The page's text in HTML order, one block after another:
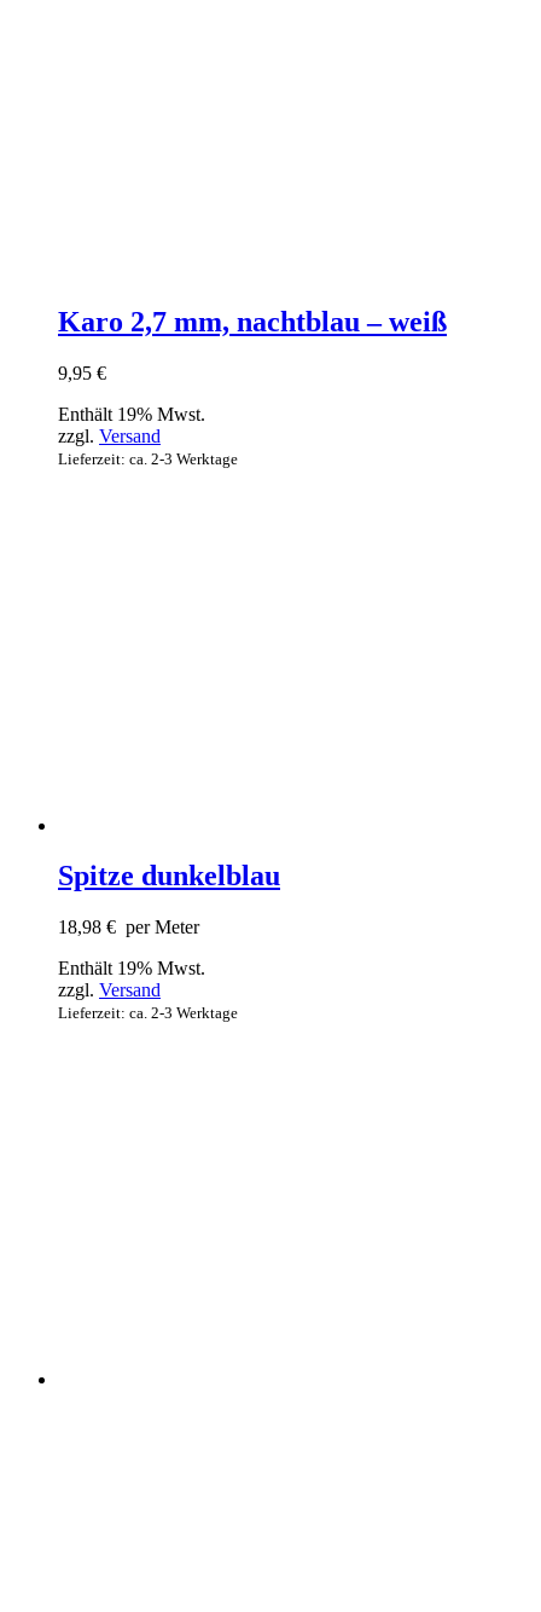
Karo 2,7 mm, nachtblau – weiß
9,95 €
Enthält 19% Mwst.
zzgl. Versand
Lieferzeit: ca. 2-3 Werktage
Spitze dunkelblau
18,98 € per Meter
Enthält 19% Mwst.
zzgl. Versand
Lieferzeit: ca. 2-3 Werktage